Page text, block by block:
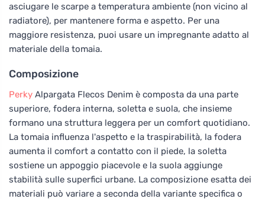
asciugare le scarpe a temperatura ambiente (non vicino al
radiatore), per mantenere forma e aspetto. Per una
maggiore resistenza, puoi usare un impregnante adatto al
materiale della tomaia.
Composizione
Perky Alpargata Flecos Denim è composta da una parte
superiore, fodera interna, soletta e suola, che insieme
formano una struttura leggera per un comfort quotidiano.
La tomaia influenza l'aspetto e la traspirabilità, la fodera
aumenta il comfort a contatto con il piede, la soletta
sostiene un appoggio piacevole e la suola aggiunge
stabilità sulle superfici urbane. La composizione esatta dei
materiali può variare a seconda della variante specifica o